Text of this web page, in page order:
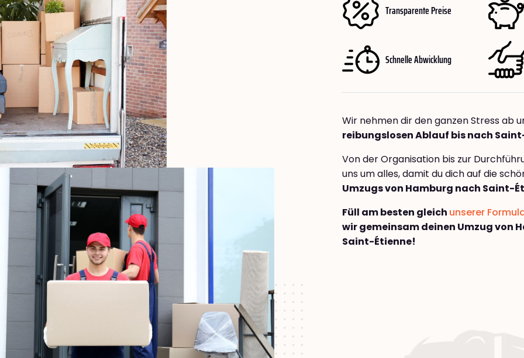
Transparente Preise
Schnelle Abwicklung
Wir nehmen dir den ganzen Stress ab
reibungslosen Ablauf bis nach
Von der Organisation bis zur
uns um alles, damit du dich auf die
Umzugs von Hamburg nach Saint-
Füll am besten gleich unserer
wir gemeinsam deinen Umzug von
Saint-Étienne!